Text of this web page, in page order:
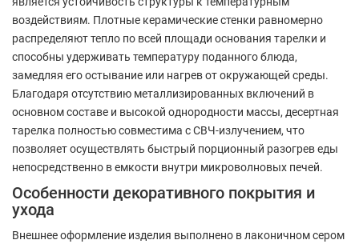
воздействиям. Плотные керамические стенки равномерно
распределяют тепло по всей площади основания тарелки и
способны удерживать температуру поданного блюда,
замедляя его остывание или нагрев от окружающей среды.
Благодаря отсутствию металлизированных включений в
основном составе и высокой однородности массы, десертная
тарелка полностью совместима с СВЧ-излучением, что
позволяет осуществлять быстрый порционный разогрев еды
непосредственно в емкости внутри микроволновых печей.
Особенности декоративного покрытия и
ухода
Внешнее оформление изделия выполнено в лаконичном сером